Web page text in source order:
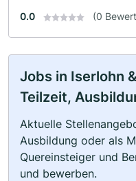
0.0 (0
Jobs in Iserlohn
Teilzeit,
Aktuelle
Ausbildung oder als
Quereinsteiger und
und bewerben.